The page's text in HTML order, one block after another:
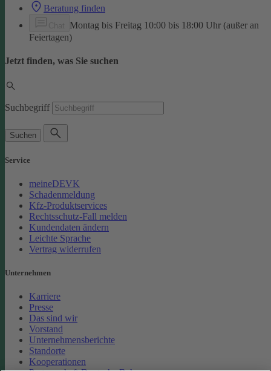
Beratung finden
Montag bis Freitag 10:00 bis 18:00 Uhr (außer an
Feiertagen)
Jetzt finden, was Sie suchen
Suchbegriff
Suchen
Service
meineDEVK
Schadenmeldung
Kfz-Produktservices
Rechtsschutz-Fall melden
Kundendaten ändern
Leichte Sprache
Vertrag widerrufen
Unternehmen
Karriere
Presse
Das sind wir
Vorstand
Unternehmensberichte
Standorte
Kooperationen